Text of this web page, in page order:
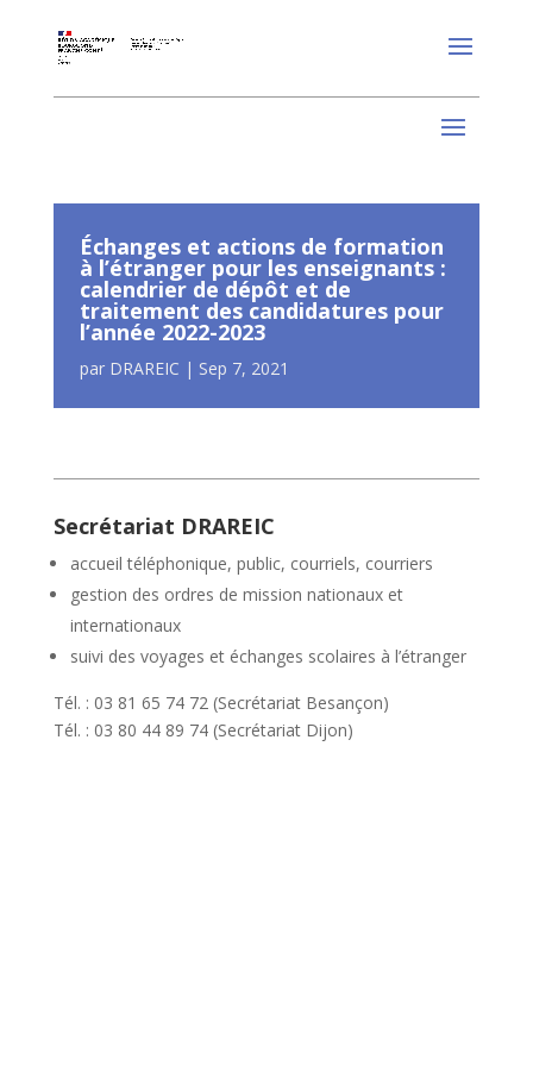
Échanges et actions de formation
à l’étranger pour les enseignants :
calendrier de dépôt et de
traitement des candidatures pour
l’année 2022-2023
par DRAREIC | Sep 7, 2021
Secrétariat DRAREIC
accueil téléphonique, public, courriels, courriers
gestion des ordres de mission nationaux et
internationaux
suivi des voyages et échanges scolaires à l’étranger
Tél. : 03 81 65 74 72 (Secrétariat Besançon)
Tél. : 03 80 44 89 74 (Secrétariat Dijon)